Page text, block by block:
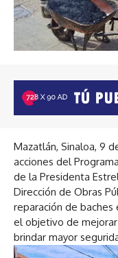
Mazatlán, Sinaloa, 9
acciones del
de la Presidenta
Dirección de Obras
reparación de
el objetivo de
brindar mayor